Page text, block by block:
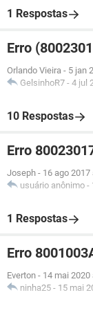
1 Respostas
Erro
Orlando Vieira - 5 jan
GelsinhoR7 - 4 jul
10 Respostas
Erro
Joseph - 16 ago 2017
usuário anônimo -
1 Respostas
Erro
Everton - 14 mai 2020
ninha25 - 15 mai